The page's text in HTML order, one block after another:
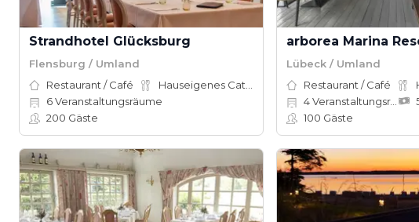
Strandhotel Glücksburg
Flensburg / Umland
Restaurant / Café
6Veranstaltungsräume
200 Gäste
arborea Marina
Lübeck / Umland
Restaurant / Café
4Veranstaltungsräume
100 Gäste